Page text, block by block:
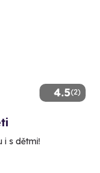
4.5(2)
i s dětmi!